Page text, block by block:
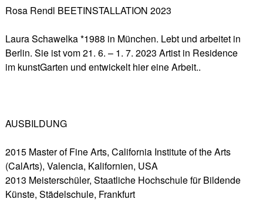
Rosa Rendl BEETINSTALLATION 2023
Laura Schawelka *1988 in München. Lebt und arbeitet in
Berlin. Sie ist vom 21. 6. – 1. 7. 2023 Artist in Residence
im kunstGarten und entwickelt hier eine Arbeit..
AUSBILDUNG
2015 Master of Fine Arts, California Institute of the Arts
(CalArts), Valencia, Kalifornien, USA
2013 Meisterschüler, Staatliche Hochschule für Bildende
Künste, Städelschule, Frankfurt